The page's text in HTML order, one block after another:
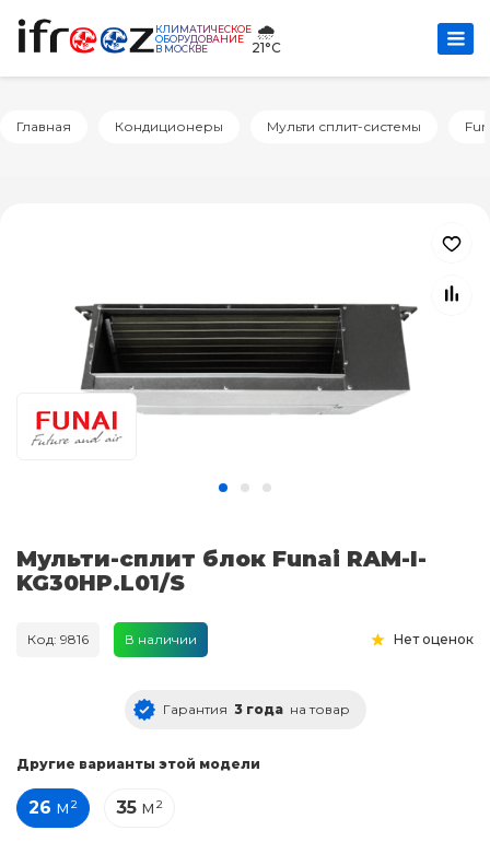
КЛИМАТИЧЕСКОЕ
ОБОРУДОВАНИЕ
В МОСКВЕ
🌧️
21°C
Главная Кондиционеры Мульти сплит-системы
Мульти-сплит блок Funai RAM-I-
KG30HP.L01/S
Код: 9816 В наличии Нет оценок
Гарантия 3 года на товар
Другие варианты этой модели
26 м² 35 м²